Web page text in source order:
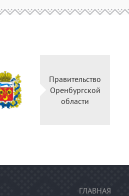
Правительство
Оренбургской
области
ГЛАВНАЯ